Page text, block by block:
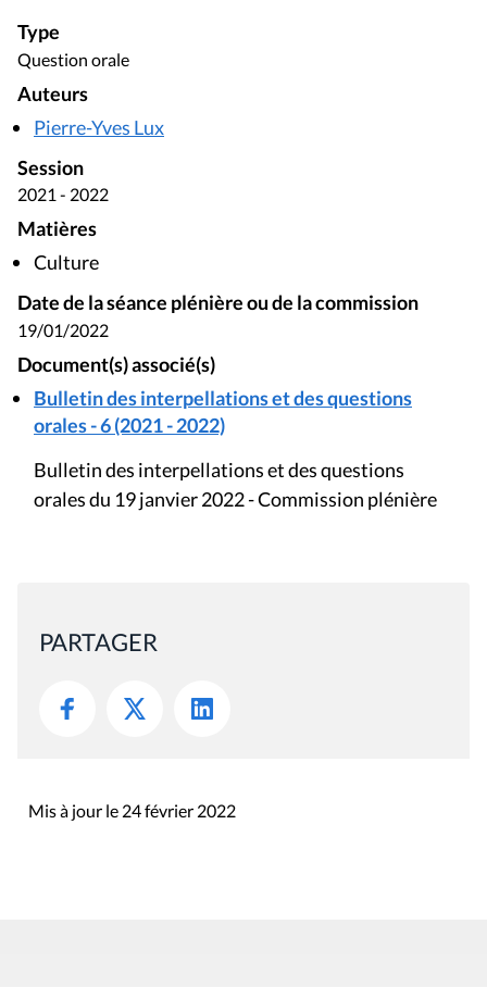
Type
Question orale
Auteurs
Pierre-Yves Lux
Session
2021 - 2022
Matières
Culture
Date de la séance plénière ou de la commission
19/01/2022
Document(s) associé(s)
Bulletin des interpellations et des questions
orales - 6 (2021 - 2022)
Bulletin des interpellations et des questions
orales du 19 janvier 2022 - Commission plénière
PARTAGER
Mis à jour le 24 février 2022